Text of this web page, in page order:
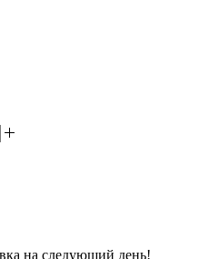
на следующий день!